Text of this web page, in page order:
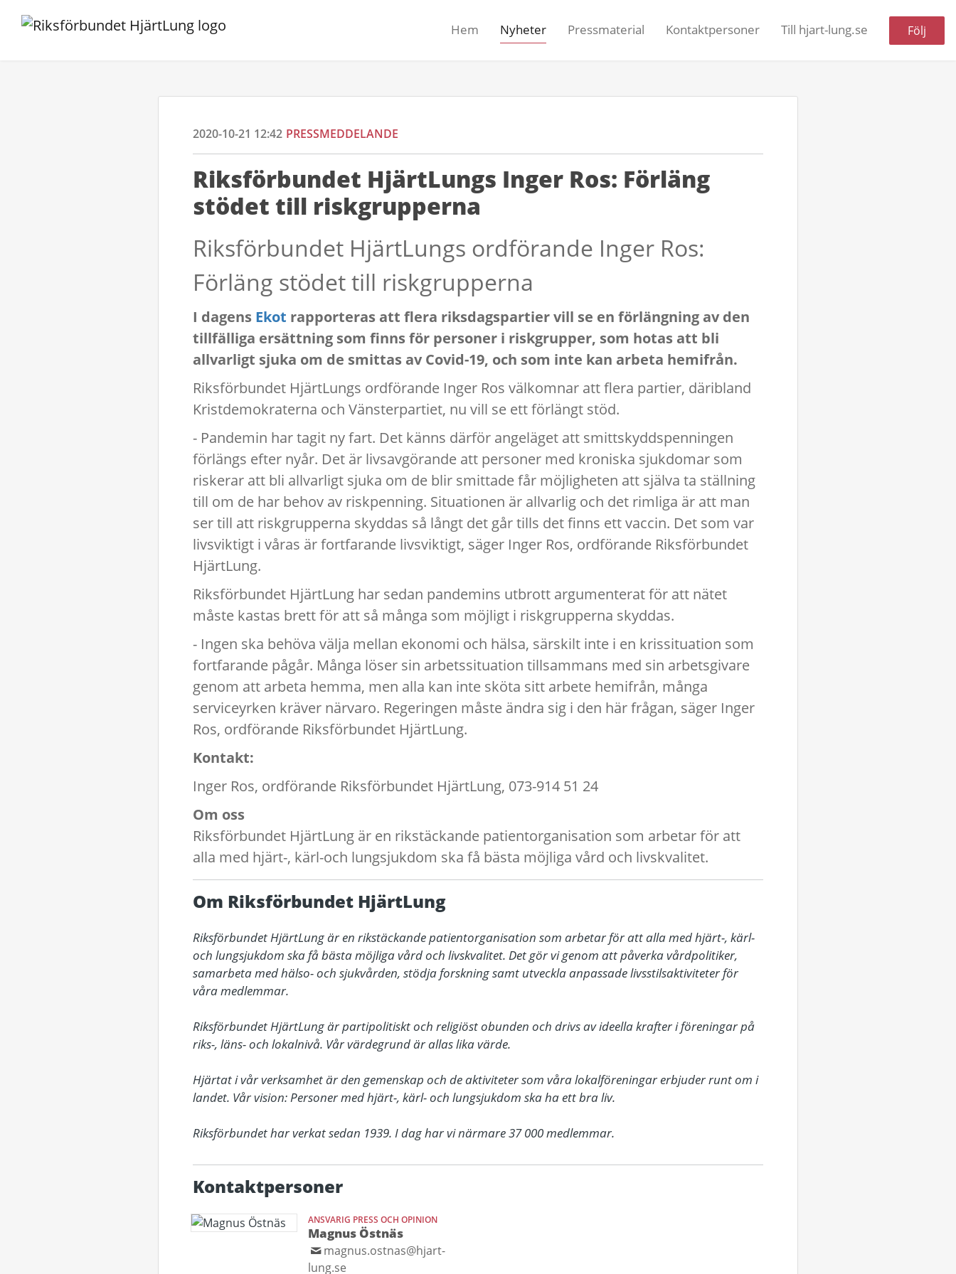
Hem Nyheter Pressmaterial Kontaktpersoner Till hjart-lung.se Följ
2020-10-21 12:42 PRESSMEDDELANDE
Riksförbundet HjärtLungs Inger Ros: Förläng
stödet till riskgrupperna
Riksförbundet HjärtLungs ordförande Inger Ros:
Förläng stödet till riskgrupperna
I dagens Ekot rapporteras att flera riksdagspartier vill se en förlängning av den
tillfälliga ersättning som finns för personer i riskgrupper, som hotas att bli
allvarligt sjuka om de smittas av Covid-19, och som inte kan arbeta hemifrån.
Riksförbundet HjärtLungs ordförande Inger Ros välkomnar att flera partier, däribland
Kristdemokraterna och Vänsterpartiet, nu vill se ett förlängt stöd.
- Pandemin har tagit ny fart. Det känns därför angeläget att smittskyddspenningen
förlängs efter nyår. Det är livsavgörande att personer med kroniska sjukdomar som
riskerar att bli allvarligt sjuka om de blir smittade får möjligheten att själva ta ställning
till om de har behov av riskpenning. Situationen är allvarlig och det rimliga är att man
ser till att riskgrupperna skyddas så långt det går tills det finns ett vaccin. Det som var
livsviktigt i våras är fortfarande livsviktigt, säger Inger Ros, ordförande Riksförbundet
HjärtLung.
Riksförbundet HjärtLung har sedan pandemins utbrott argumenterat för att nätet
måste kastas brett för att så många som möjligt i riskgrupperna skyddas.
- Ingen ska behöva välja mellan ekonomi och hälsa, särskilt inte i en krissituation som
fortfarande pågår. Många löser sin arbetssituation tillsammans med sin arbetsgivare
genom att arbeta hemma, men alla kan inte sköta sitt arbete hemifrån, många
serviceyrken kräver närvaro. Regeringen måste ändra sig i den här frågan, säger Inger
Ros, ordförande Riksförbundet HjärtLung.
Kontakt:
Inger Ros, ordförande Riksförbundet HjärtLung, 073-914 51 24
Om oss
Riksförbundet HjärtLung är en rikstäckande patientorganisation som arbetar för att
alla med hjärt-, kärl-och lungsjukdom ska få bästa möjliga vård och livskvalitet.
Om Riksförbundet HjärtLung
Riksförbundet HjärtLung är en rikstäckande patientorganisation som arbetar för att alla med hjärt-, kärl-
och lungsjukdom ska få bästa möjliga vård och livskvalitet. Det gör vi genom att påverka vårdpolitiker,
samarbeta med hälso- och sjukvården, stödja forskning samt utveckla anpassade livsstilsaktiviteter för
våra medlemmar.
Riksförbundet HjärtLung är partipolitiskt och religiöst obunden och drivs av ideella krafter i föreningar på
riks-, läns- och lokalnivå. Vår värdegrund är allas lika värde.
Hjärtat i vår verksamhet är den gemenskap och de aktiviteter som våra lokalföreningar erbjuder runt om i
landet. Vår vision: Personer med hjärt-, kärl- och lungsjukdom ska ha ett bra liv.
Riksförbundet har verkat sedan 1939. I dag har vi närmare 37 000 medlemmar.
Kontaktpersoner
ANSVARIG PRESS OCH OPINION
Magnus Östnäs
magnus.ostnas@hjart-
lung.se